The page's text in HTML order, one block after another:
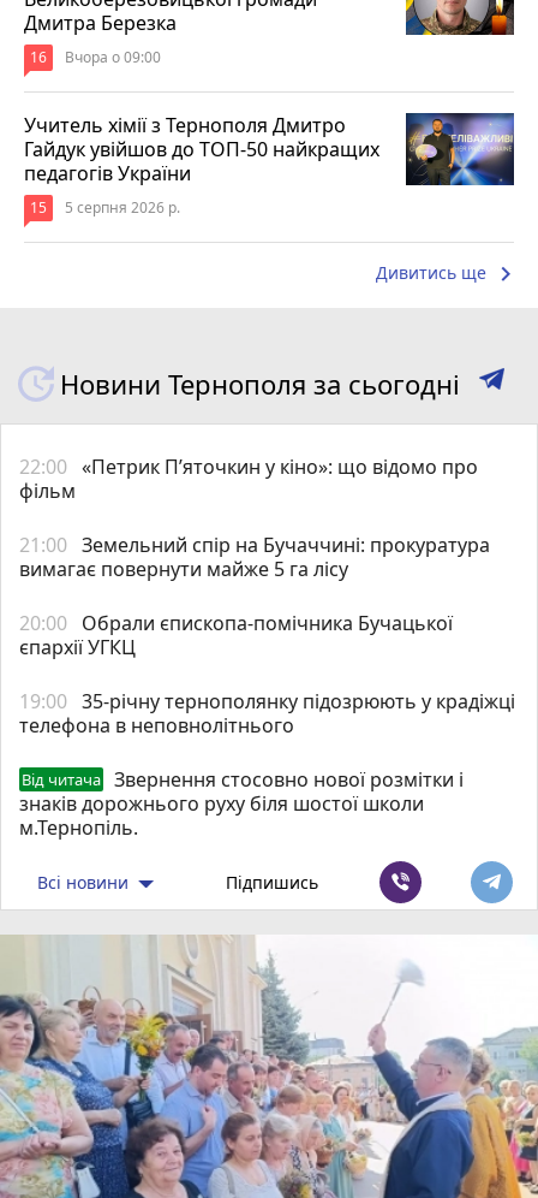
Дмитра Березка
16 Вчора о 09:00
Учитель хімії з Тернополя Дмитро
Гайдук увійшов до ТОП-50 найкращих
педагогів України
15 5 серпня 2026 р.
Дивитись ще keyboard_arrow_right
Новини Тернополя за сьогодні
22:00 «Петрик П’яточкин у кіно»: що відомо про
фільм
21:00 Земельний спір на Бучаччині: прокуратура
вимагає повернути майже 5 га лісу
20:00 Обрали єпископа-помічника Бучацької
єпархії УГКЦ
19:00 35-річну тернополянку підозрюють у крадіжці
телефона в неповнолітнього
Від читача
Звернення стосовно нової розмітки і
знаків дорожнього руху біля шостої школи
м.Тернопіль.
Всі новини Підпишись